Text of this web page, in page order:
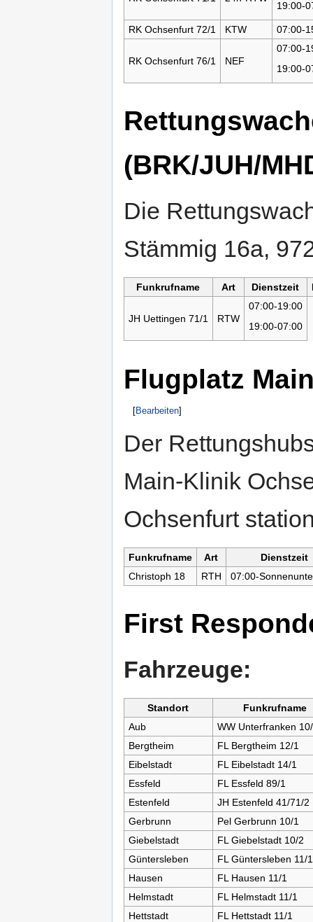
19:00-
RK Ochsenfurt 72/1 KTW 07:00-
RK Ochsenfurt 76/1 NEF
07:00-
19:00-
(BRK/JUH/
Die
Stämmig 16a,
Funkrufname Art Dienstzeit
JH Uettingen 71/1 RTW
07:00-19:00
19:00-07:00
Flugplatz
[Bearbeiten]
Der
Main-Klinik
Ochsenfurt
Funkrufname Art
Dienstzeit
Christoph 18
RTH 07:00-
First
Fahrzeuge:
Standort
Funkrufname
Aub
WW Unterfranken
Bergtheim
FL Bergtheim 12/1
Eibelstadt
FL Eibelstadt 14/1
Essfeld
FL Essfeld 89/1
Estenfeld
JH Estenfeld 41/71/2
Gerbrunn
Pel Gerbrunn 10/1
Giebelstadt
FL Giebelstadt 10/2
Güntersleben
FL Güntersleben 11/1
Hausen
FL Hausen 11/1
Helmstadt
FL Helmstadt 11/1
Hettstadt
FL Hettstadt 11/1